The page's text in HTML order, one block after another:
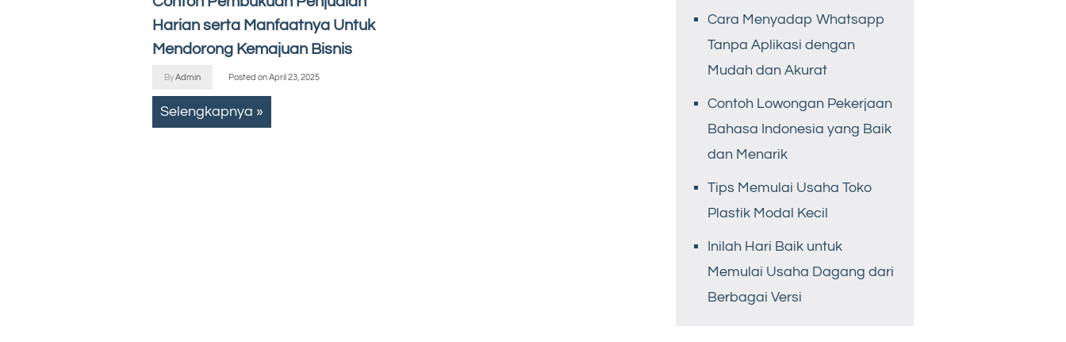
Harian serta Manfaatnya Untuk
Mendorong Kemajuan Bisnis
ByAdmin Posted onApril 23, 2025
Selengkapnya »
Cara Menyadap Whatsapp
Tanpa Aplikasi dengan
Mudah dan Akurat
Contoh Lowongan Pekerjaan
Bahasa Indonesia yang Baik
dan Menarik
Tips Memulai Usaha Toko
Plastik Modal Kecil
Inilah Hari Baik untuk
Memulai Usaha Dagang dari
Berbagai Versi